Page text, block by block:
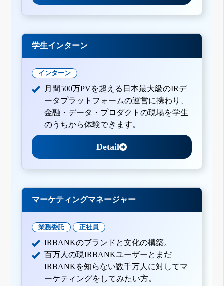
学生インターン
インターン
月間500万PVを超える日本最大級のIRデ
ータプラットフォームの運営に携わり、
金融・データ・プロダクトの現場を学生
のうちから体験できます。
Detail
マーケティングマネージャー
業務委託 正社員
IRBANKのブランドと文化の構築。
百万人の現IRBANKユーザーとまだ
IRBANKを知らない数千万人に対してマ
ーケティングをしてみたい方。